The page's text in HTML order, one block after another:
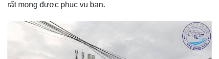
rất mong được phục vụ bạn.